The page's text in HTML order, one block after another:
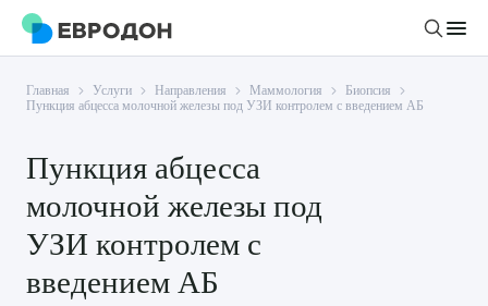
Личный кабинет
О компании
Новости
Статьи
Руководство клиники
Услуги и цены
Главная Услуги Направления Маммология
Биопсия
Пункция абцесса молочной железы под УЗИ контролем с введением АБ
Пункция абцесса
молочной железы под
УЗИ контролем с
введением АБ